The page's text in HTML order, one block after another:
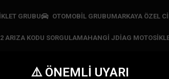
GRUBU OTOMOBİL GRUBUMARKAYA ÖZEL
ARIZA KODU SORGULAMAHANGI JDIAG
⚠️ ÖNEMLİ UYARI